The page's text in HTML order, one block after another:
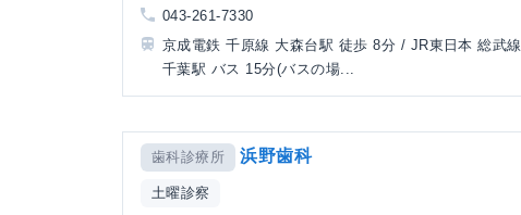
043-261-7330
京成電鉄 千原線 大森台駅 徒歩 8分 / JR東日本 総武線
千葉駅 バス 15分(バスの場...
歯科診療所 浜野歯科
土曜診察